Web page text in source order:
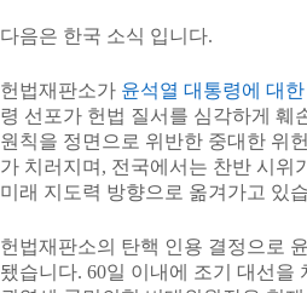
다음은 한국 소식 입니다.
헌법재판소가 윤석열 대통령에 대
령 선포가 헌법 질서를 심각하게 훼
원칙을 정면으로 위반한 중대한 위
가 치러지며, 전국에서는 찬반 시위
미래 지도력 방향으로 옮겨가고 있
헌법재판소의 탄핵 인용 결정으로
됐습니다. 60일 이내에 조기 대선을